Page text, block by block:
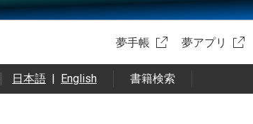
夢手帳 夢アプリ
日本語 | English 書籍検索